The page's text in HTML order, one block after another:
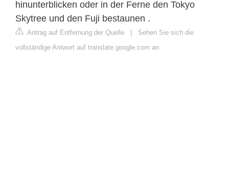
hinunterblicken oder in der Ferne den Tokyo
Skytree und den Fuji bestaunen .
Antrag auf Entfernung der Quelle | Sehen Sie sich die
vollständige Antwort auf translate.google.com an